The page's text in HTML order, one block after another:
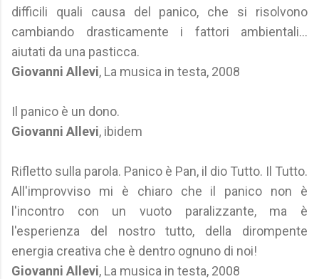
difficili quali causa del panico, che si risolvono
cambiando drasticamente i fattori ambientali...
aiutati da una pasticca.
Giovanni Allevi, La musica in testa, 2008
Il panico è un dono.
Giovanni Allevi, ibidem
Rifletto sulla parola. Panico è Pan, il dio Tutto. Il Tutto.
All'improvviso mi è chiaro che il panico non è
l'incontro con un vuoto paralizzante, ma è
l'esperienza del nostro tutto, della dirompente
energia creativa che è dentro ognuno di noi!
Giovanni Allevi, La musica in testa, 2008